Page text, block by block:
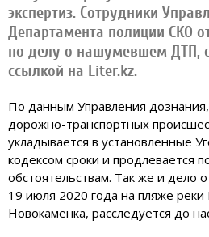
экспертиз. Сотрудники
Департамента полиции СКО
по делу о нашумевшем ДТП,
ссылкой на Liter.kz.
По данным Управления
дорожно-транспортных
укладывается в установленные
кодексом сроки и продлевается
обстоятельствам. Так же и
19 июля 2020 года на пляже
Новокаменка, расследуется до